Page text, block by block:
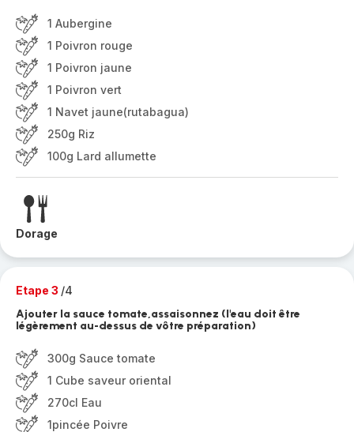
1 Aubergine
1 Poivron rouge
1 Poivron jaune
1 Poivron vert
1 Navet jaune(rutabagua)
250g Riz
100g Lard allumette
Dorage
Etape 3 /4
Ajouter la sauce tomate,assaisonnez (l'eau doit être
légèrement au-dessus de vôtre préparation)
300g Sauce tomate
1 Cube saveur oriental
270cl Eau
1pincée Poivre